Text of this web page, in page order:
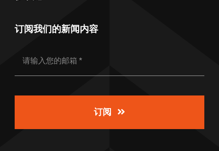
订阅我们的新闻内容
订阅